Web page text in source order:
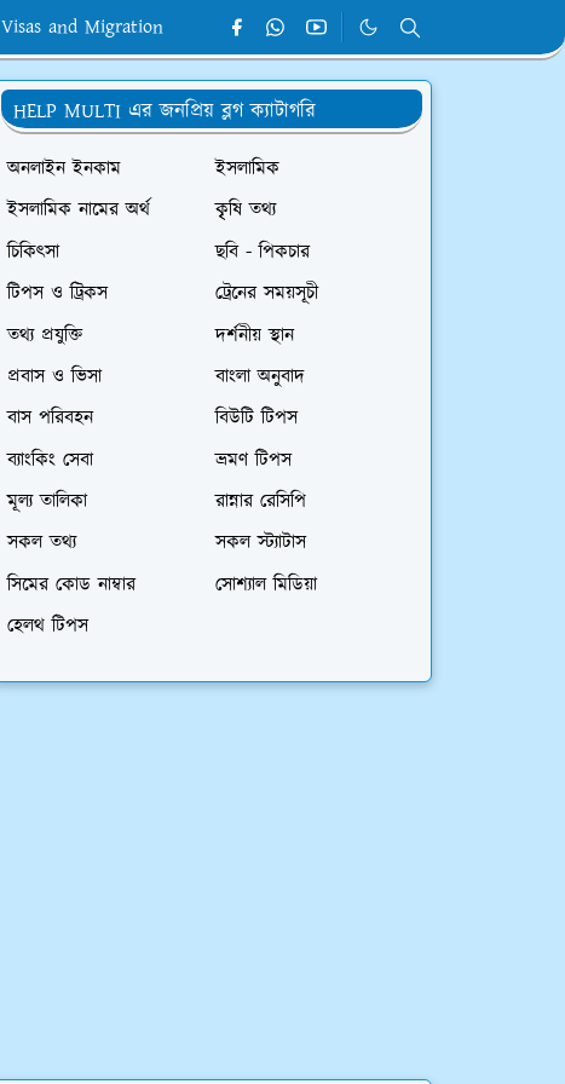
Visas and Migration
HELP MULTI এর জনপ্রিয় ব্লগ ক্যাটাগরি
অনলাইন ইনকাম
ইসলামিক
ইসলামিক নামের অর্থ
কৃৃষি তথ্য
চিকিৎসা
ছবি - পিকচার
টিপস ও ট্রিকস
ট্রেনের সময়সূচী
তথ্য প্রযুক্তি
দর্শনীয় স্থান
প্রবাস ও ভিসা
বাংলা অনুবাদ
বাস পরিবহন
বিউটি টিপস
ব্যাংকিং সেবা
ভ্রমণ টিপস
মূল্য তালিকা
রান্নার রেসিপি
সকল তথ্য
সকল স্ট্যাটাস
সিমের কোড নাম্বার
সোশ্যাল মিডিয়া
হেলথ টিপস